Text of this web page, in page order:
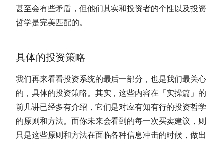
甚至会有些矛盾，但他们其实和投资者的个性以及投资
哲学是完美匹配的。
具体的投资策略
我们再来看看投资系统的最后一部分，也是我们最关心
的，具体的投资策略。其实，这些内容在「实操篇」的
前几讲已经多有介绍，它们是对应有知有行的投资哲学
的原则和方法。而你未来会看到的每一次买卖建议，则
只是这些原则和方法在面临各种信息冲击的时候，做出